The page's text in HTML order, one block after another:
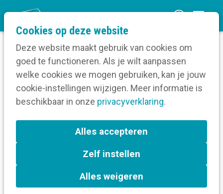
Cookies op deze website
Deze website maakt gebruik van cookies om
goed te functioneren. Als je wilt aanpassen
welke cookies we mogen gebruiken, kan je jouw
cookie-instellingen wijzigen. Meer informatie is
beschikbaar in onze privacyverklaring.
Alles accepteren
Zelf instellen
Alles weigeren
n
m
Home
Blog Berichten over Congres
Berichten over Congres
a
l